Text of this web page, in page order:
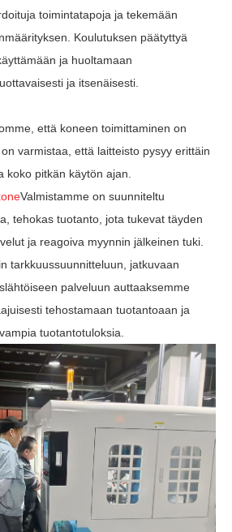
toimintatapoja ja tekemään
Koulutuksen päätyttyä
ja huoltamaan
ja itsenäisesti.
että koneen toimittaminen on
varmistaa, että laitteisto pysyy erittäin
koko pitkän käytön ajan.
Valmistamme on suunniteltu
tehokas tuotanto, jota tukevat täyden
ja reagoiva myynnin jälkeinen tuki.
tarkkuussuunnitteluun, jatkuvaan
palveluun auttaaksemme
tehostamaan tuotantoaan ja
tuotantotuloksia.